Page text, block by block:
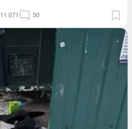
11 071 50